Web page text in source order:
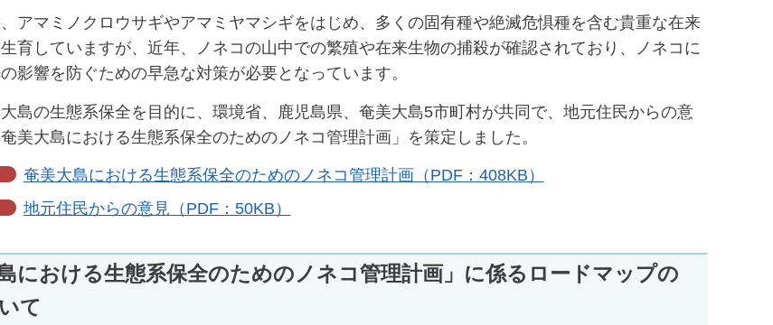
アマミノクロウサギやアマミヤマシギをはじめ、多くの固有種や絶滅危惧種を含む貴重な在来
育していますが、近年、ノネコの山中での繁殖や在来生物の捕殺が確認されており、ノネコに
影響を防ぐための早急な対策が必要となっています。
島の生態系保全を目的に、環境省、鹿児島県、奄美大島5市町村が共同で、地元住民からの意
美大島における生態系保全のためのノネコ管理計画」を策定しました。
奄美大島における生態系保全のためのノネコ管理計画（PDF：408KB）
地元住民からの意見（PDF：50KB）
島における生態系保全のためのノネコ管理計画」に係るロードマップの
て